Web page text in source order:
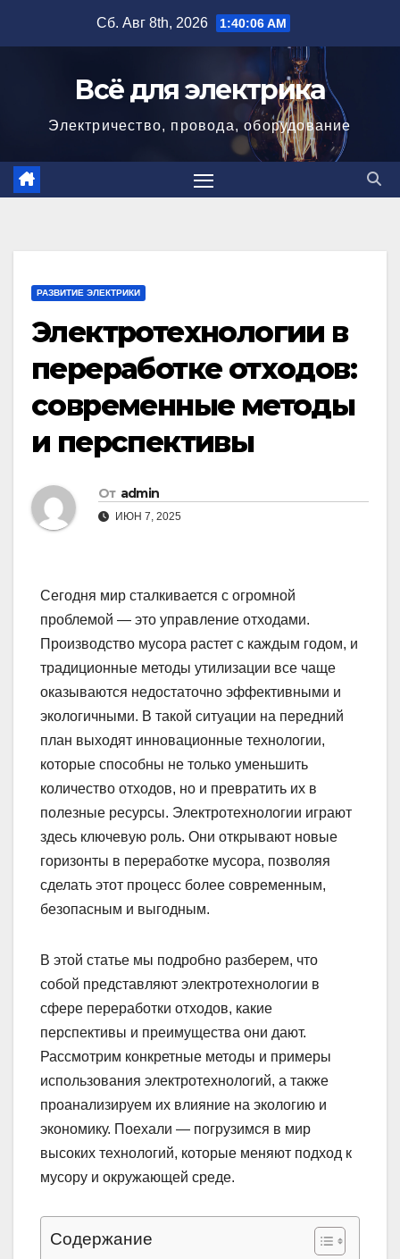
Сб. Авг 8th, 2026 1:40:08 AM
Всё для электрика
Электричество, провода, оборудование
РАЗВИТИЕ ЭЛЕКТРИКИ
Электротехнологии в
переработке отходов:
современные методы
и перспективы
От admin
ИЮН 7, 2025
Сегодня мир сталкивается с огромной
проблемой — это управление отходами.
Производство мусора растет с каждым годом, и
традиционные методы утилизации все чаще
оказываются недостаточно эффективными и
экологичными. В такой ситуации на передний
план выходят инновационные технологии,
которые способны не только уменьшить
количество отходов, но и превратить их в
полезные ресурсы. Электротехнологии играют
здесь ключевую роль. Они открывают новые
горизонты в переработке мусора, позволяя
сделать этот процесс более современным,
безопасным и выгодным.
В этой статье мы подробно разберем, что
собой представляют электротехнологии в
сфере переработки отходов, какие
перспективы и преимущества они дают.
Рассмотрим конкретные методы и примеры
использования электротехнологий, а также
проанализируем их влияние на экологию и
экономику. Поехали — погрузимся в мир
высоких технологий, которые меняют подход к
мусору и окружающей среде.
Содержание